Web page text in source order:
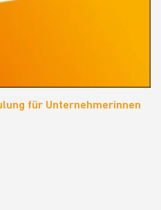
für Unternehmerinnen